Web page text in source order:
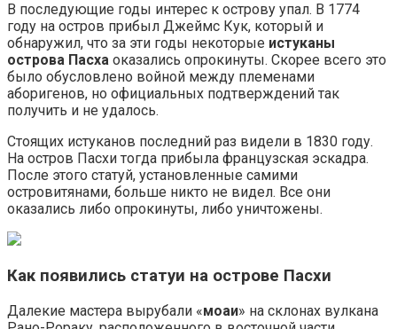
В последующие годы интерес к острову упал. В 1774
году на остров прибыл Джеймс Кук, который и
обнаружил, что за эти годы некоторые истуканы
острова Пасха оказались опрокинуты. Скорее всего это
было обусловлено войной между племенами
аборигенов, но официальных подтверждений так
получить и не удалось.
Стоящих истуканов последний раз видели в 1830 году.
На остров Пасхи тогда прибыла французская эскадра.
После этого статуй, установленные самими
островитянами, больше никто не видел. Все они
оказались либо опрокинуты, либо уничтожены.
Как появились статуи на острове Пасхи
Далекие мастера вырубали «моаи» на склонах вулкана